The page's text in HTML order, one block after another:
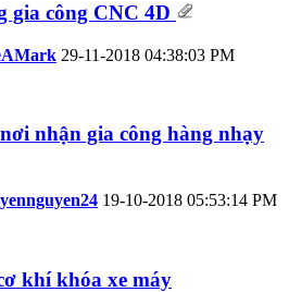
gia công CNC 4D
29-11-2018 04:38:03 PM
nhận gia công hàng nhạy
19-10-2018 05:53:14 PM
khí khóa xe máy